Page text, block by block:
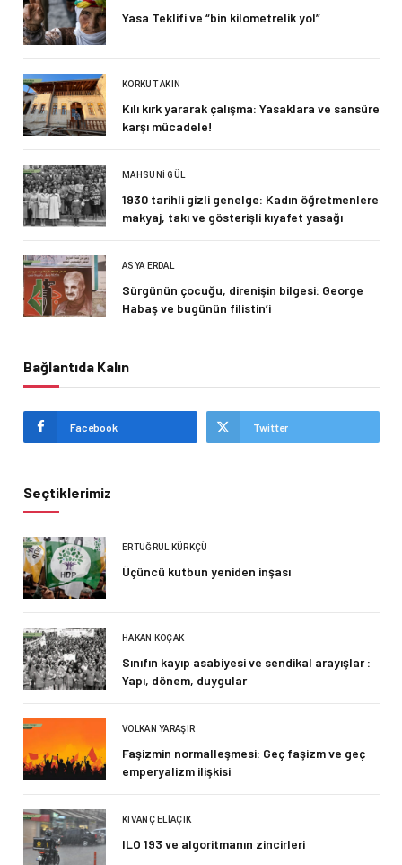
Yasa Teklifi ve “bin kilometrelik yol”
KORKUT AKIN
Kılı kırk yararak çalışma: Yasaklara ve sansüre
karşı mücadele!
MAHSUNI GÜL
1930 tarihli gizli genelge: Kadın öğretmenlere
makyaj, takı ve gösterişli kıyafet yasağı
ASYA ERDAL
Sürgünün çocuğu, direnişin bilgesi: George
Habaş ve bugünün filistin’i
Bağlantıda Kalın
Facebook Twitter
Seçtiklerimiz
ERTUĞRUL KÜRKÇÜ
Üçüncü kutbun yeniden inşası
HAKAN KOÇAK
Sınıfın kayıp asabiyesi ve sendikal arayışlar :
Yapı, dönem, duygular
VOLKAN YARAŞIR
Faşizmin normalleşmesi: Geç faşizm ve geç
emperyalizm ilişkisi
KIVANÇ ELIAÇIK
ILO 193 ve algoritmanın zincirleri